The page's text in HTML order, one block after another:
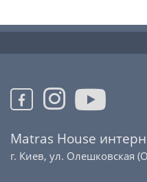
Matras House
г. Киев, ул. Олешковская